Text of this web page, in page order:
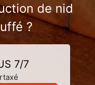
de nid
?
7/7